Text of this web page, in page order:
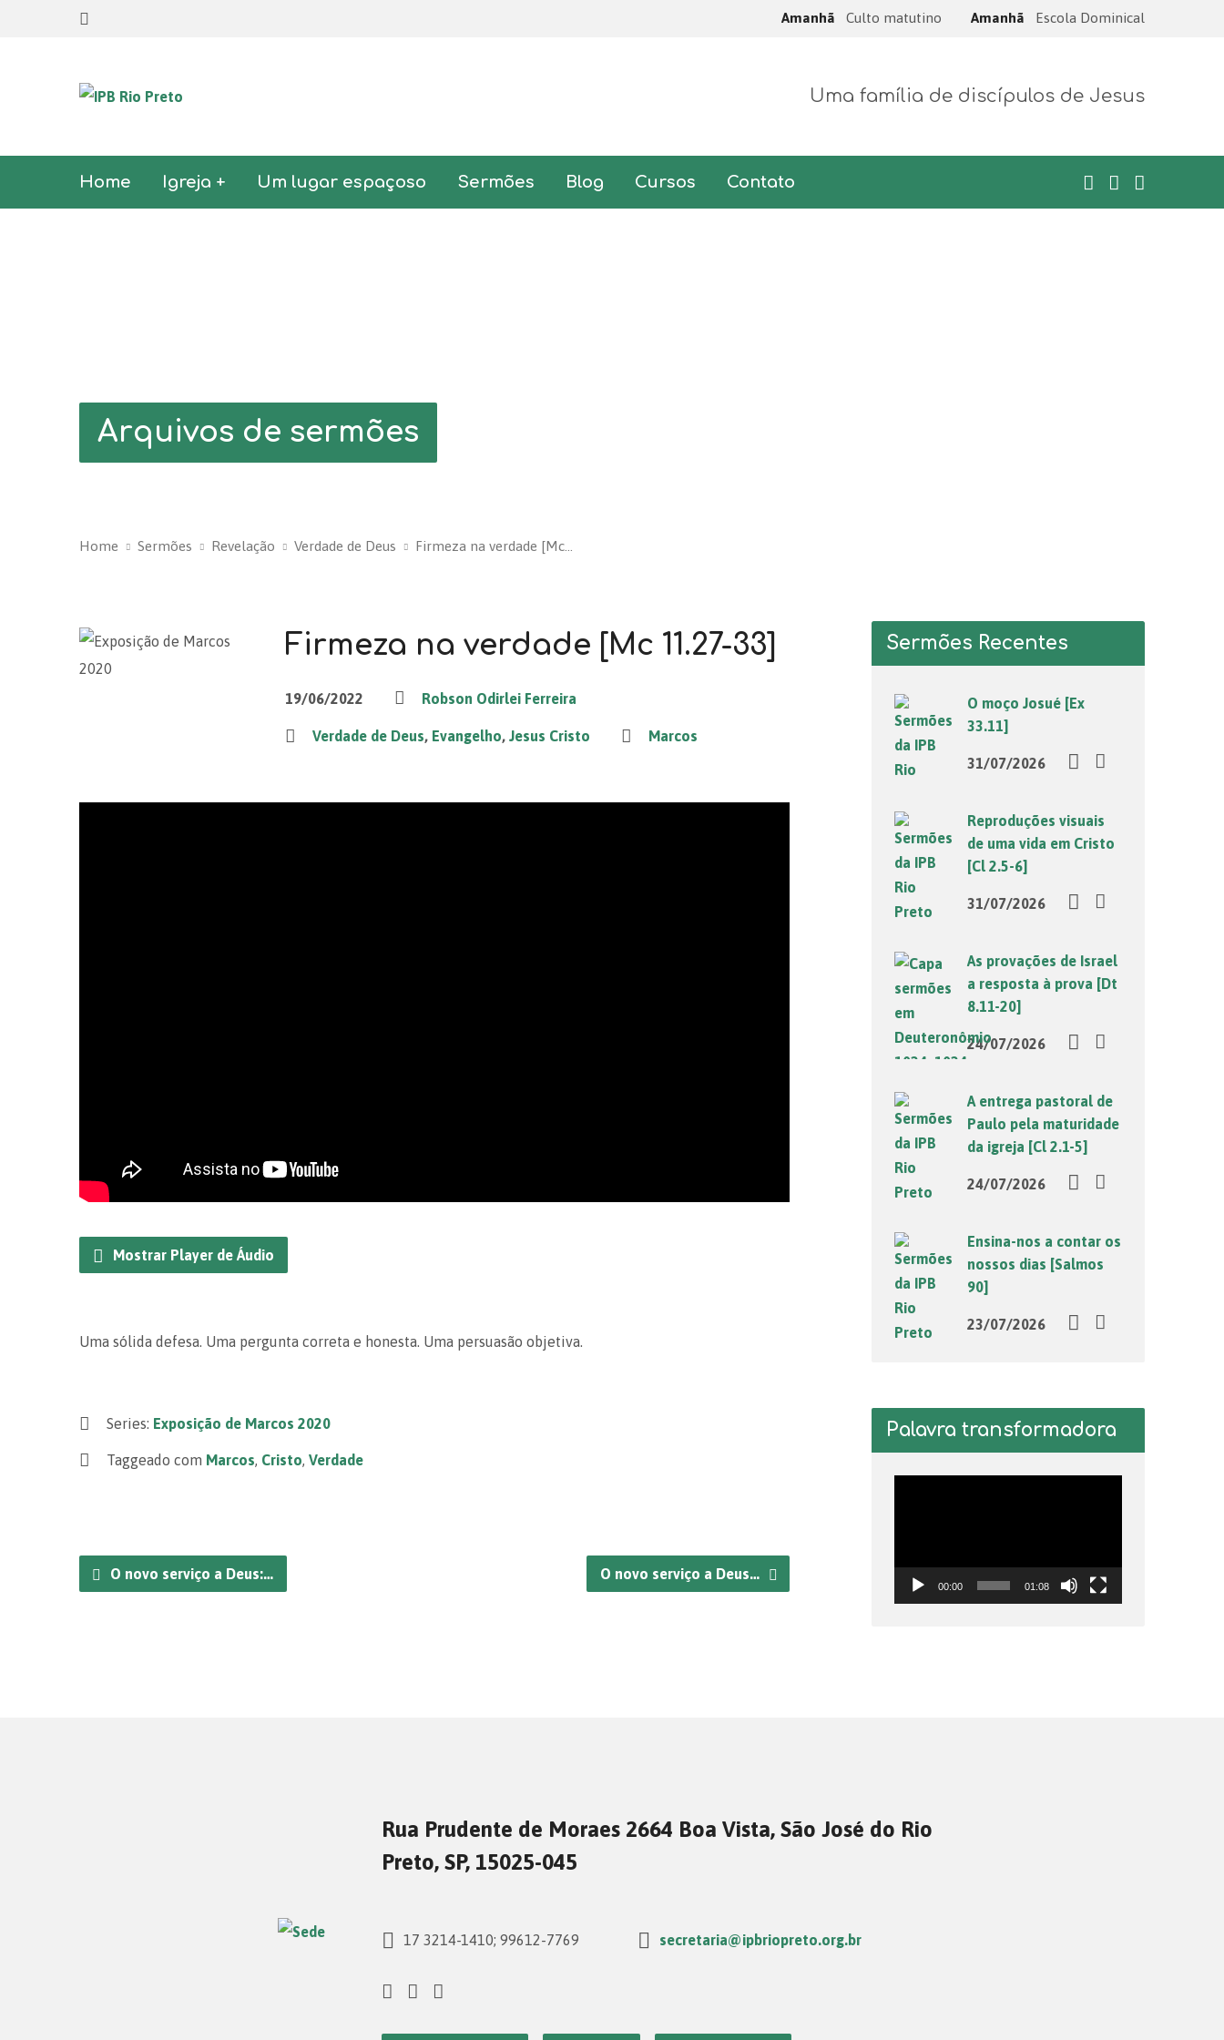
Amanhã Culto matutino Amanhã Escola Dominical
Uma família de discípulos de Jesus
Home Igreja + Um lugar espaçoso Sermões Blog Cursos Contato
Arquivos de sermões
Home Sermões Revelação Verdade de Deus Firmeza na verdade [Mc…
Firmeza na verdade [Mc 11.27-33]
19/06/2022 Robson Odirlei Ferreira
Verdade de Deus, Evangelho,Jesus Cristo Marcos
Mostrar Player de Áudio
Uma sólida defesa. Uma pergunta correta e honesta. Uma persuasão objetiva.
Series: Exposição de Marcos 2020
Taggeado com Marcos, Cristo, Verdade
O novo serviço a Deus:… O novo serviço a Deus…
Sermões Recentes
O moço Josué [Ex
33.11]
31/07/2026
Reproduções visuais
de uma vida em Cristo
[Cl 2.5-6]
31/07/2026
As provações de Israel
a resposta à prova [Dt
8.11-20]
24/07/2026
A entrega pastoral de
Paulo pela maturidade
da igreja [Cl 2.1-5]
24/07/2026
Ensina-nos a contar os
nossos dias [Salmos
90]
23/07/2026
Palavra transformadora
00:00 01:08
Rua Prudente de Moraes 2664 Boa Vista, São José do Rio
Preto, SP, 15025-045
17 3214-1410; 99612-7769 secretaria@ipbriopreto.org.br